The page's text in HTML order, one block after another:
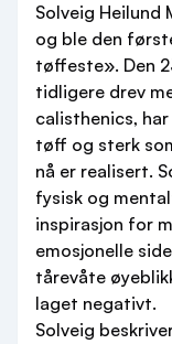
Solveig Heilund
og ble den
tøffeste». Den
tidligere drev
calisthenics,
tøff og sterk
nå er realisert.
fysisk og
inspirasjon for
emosjonelle
tårevåte
laget negativt.
Solveig